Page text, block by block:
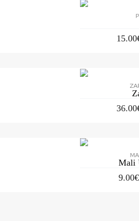
15.00
36.00
Mali
9.00€